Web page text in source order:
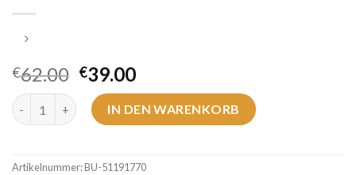
€62.00 €39.00
beste kopfhörer bluetooth Menge
IN DEN WARENKORB
Artikelnummer:BU-51191770